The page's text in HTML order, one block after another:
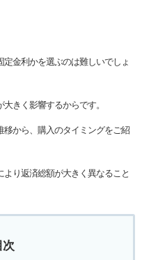
金利かを選ぶのは難しいでしょ
きく影響するからです。
から、購入のタイミングをご紹
り返済総額が大きく異なること
次